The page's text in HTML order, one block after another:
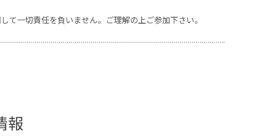
て一切責任を負いません。ご理解の上ご参加下さい。
報